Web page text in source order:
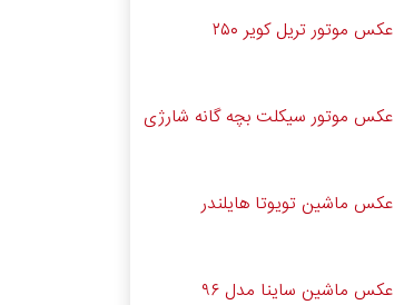
عکس موتور تریل کویر ۲۵۰
عکس موتور سیکلت بچه گانه شارژی
عکس ماشین تویوتا هایلندر
عکس ماشین ساینا مدل ۹۶